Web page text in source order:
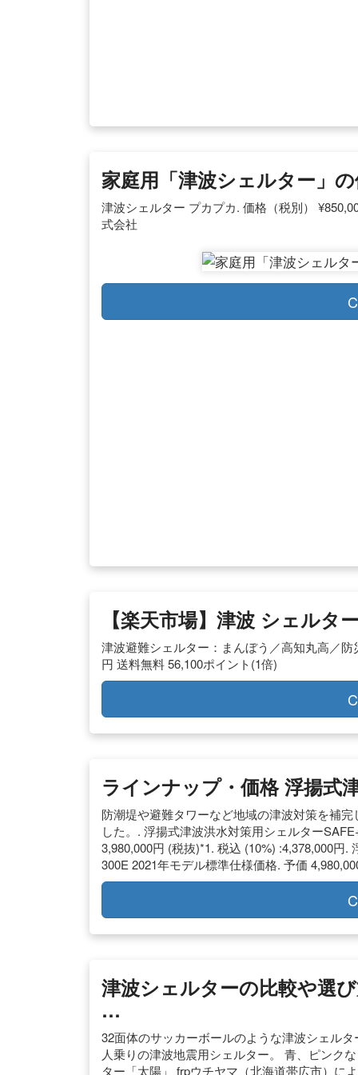
家庭用「津波シェルター」
津波シェルター プカプカ. 価格（税別）
式会社
【楽天市場】津波 シェルタ
津波避難シェルター：まんぼう／高知丸高／
円 送料無料 56,100ポイント(1倍)
ラインナップ・価格 浮揚式
防潮堤や避難タワーなど地域の津波対策を補
した。. 浮揚式津波洪水対策用シェルター
3,980,000円 (税抜)*1. 税込 (10%) :4,378,000円
300E 2021年モデル標準仕様価格. 予価
津波シェルターの比較や選
…
32面体のサッカーボールのような津波シェル
人乗りの津波地震用シェルター。 青、ピンク
ター「太陽」 frpウチヤマ（北海道帯広市）に